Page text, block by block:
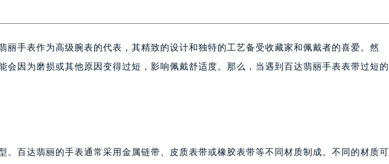
市南街777号金华万达广场写字楼4号楼22层2209室（需提前预约）
利东路379号世茂天际中心写字楼8层805室（需提前预约）
十路11111号华润中心写字楼（万象城）15层1508室（需提前预约）
北文昌一路7号华贸大厦写字楼1座30层05室（需提前预约）
丽手表作为高级腕表的代表，其精致的设计和独特的工艺备受收藏家和佩戴者的喜爱。然
会因为磨损或其他原因变得过短，影响佩戴舒适度。那么，当遇到百达翡丽手表表带过短的
。百达翡丽的手表通常采用金属链带、皮质表带或橡胶表带等不同材质制成。不同的材质可